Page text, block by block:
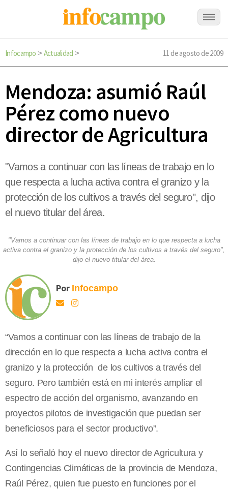
Infocampo > Actualidad > 11 de agosto de 2009
Mendoza: asumió Raúl
Pérez como nuevo
director de Agricultura
"Vamos a continuar con las líneas de trabajo en lo
que respecta a lucha activa contra el granizo y la
protección de los cultivos a través del seguro", dijo
el nuevo titular del área.
"Vamos a continuar con las líneas de trabajo en lo que respecta a lucha
activa contra el granizo y la protección de los cultivos a través del seguro",
dijo el nuevo titular del área.
Por Infocampo
“Vamos a continuar con las líneas de trabajo de la
dirección en lo que respecta a lucha activa contra el
granizo y la protección de los cultivos a través del
seguro. Pero también está en mi interés ampliar el
espectro de acción del organismo, avanzando en
proyectos pilotos de investigación que puedan ser
beneficiosos para el sector productivo”.
Así lo señaló hoy el nuevo director de Agricultura y
Contingencias Climáticas de la provincia de Mendoza,
Raúl Pérez, quien fue puesto en funciones por el